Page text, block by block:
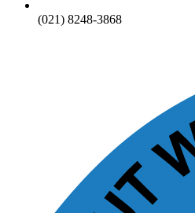
(021) 8248-3868